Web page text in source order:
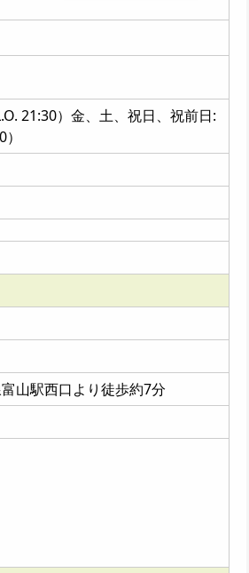
21:30）金、土、祝日、祝前日:
山駅西口より徒歩約7分